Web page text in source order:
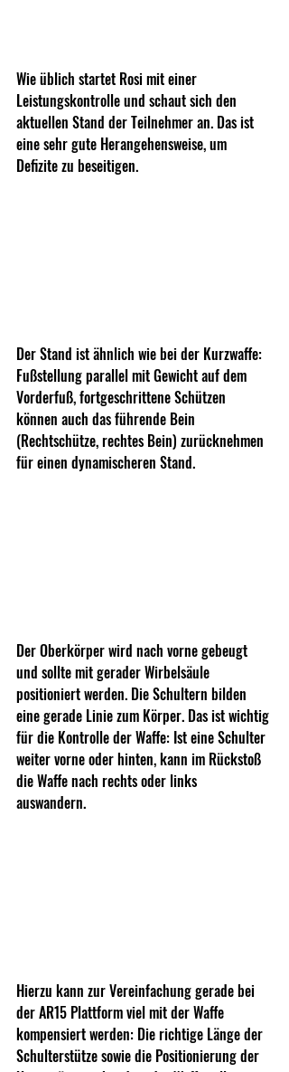
Wie üblich startet Rosi mit einer
Leistungskontrolle und schaut sich den
aktuellen Stand der Teilnehmer an. Das ist
eine sehr gute Herangehensweise, um
Defizite zu beseitigen.
Der Stand ist ähnlich wie bei der Kurzwaffe:
Fußstellung parallel mit Gewicht auf dem
Vorderfuß, fortgeschrittene Schützen
können auch das führende Bein
(Rechtschütze, rechtes Bein) zurücknehmen
für einen dynamischeren Stand.
Der Oberkörper wird nach vorne gebeugt
und sollte mit gerader Wirbelsäule
positioniert werden. Die Schultern bilden
eine gerade Linie zum Körper. Das ist wichtig
für die Kontrolle der Waffe: Ist eine Schulter
weiter vorne oder hinten, kann im Rückstoß
die Waffe nach rechts oder links
auswandern.
Hierzu kann zur Vereinfachung gerade bei
der AR15 Plattform viel mit der Waffe
kompensiert werden: Die richtige Länge der
Schulterstütze sowie die Positionierung der